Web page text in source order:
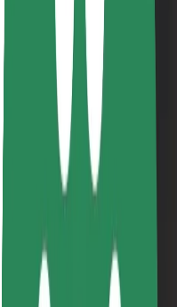
Blog
Tiskové centrum
Pokyny ke značce
Naše poslání
Vztahy s investory
Vedení
Značka
Městský fond
Bezpečnost